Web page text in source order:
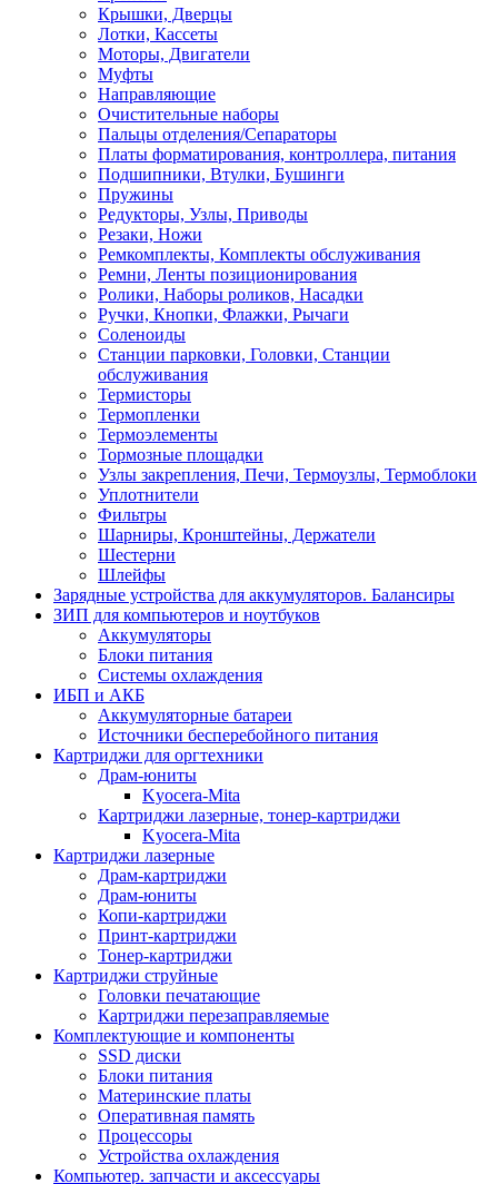
Крышки, Дверцы
Лотки, Кассеты
Моторы, Двигатели
Муфты
Направляющие
Очистительные наборы
Пальцы отделения/Сепараторы
Платы форматирования, контроллера, питания
Подшипники, Втулки, Бушинги
Пружины
Редукторы, Узлы, Приводы
Резаки, Ножи
Ремкомплекты, Комплекты обслуживания
Ремни, Ленты позиционирования
Ролики, Наборы роликов, Насадки
Ручки, Кнопки, Флажки, Рычаги
Соленоиды
Станции парковки, Головки, Станции
обслуживания
Термисторы
Термопленки
Термоэлементы
Тормозные площадки
Узлы закрепления, Печи, Термоузлы, Термоблоки
Уплотнители
Фильтры
Шарниры, Кронштейны, Держатели
Шестерни
Шлейфы
Зарядные устройства для аккумуляторов. Балансиры
ЗИП для компьютеров и ноутбуков
Аккумуляторы
Блоки питания
Системы охлаждения
ИБП и АКБ
Аккумуляторные батареи
Источники бесперебойного питания
Картриджи для оргтехники
Драм-юниты
Kyocera-Mita
Картриджи лазерные, тонер-картриджи
Kyocera-Mita
Картриджи лазерные
Драм-картриджи
Драм-юниты
Копи-картриджи
Принт-картриджи
Тонер-картриджи
Картриджи струйные
Головки печатающие
Картриджи перезаправляемые
Комплектующие и компоненты
SSD диски
Блоки питания
Материнские платы
Оперативная память
Процессоры
Устройства охлаждения
Компьютер. запчасти и аксессуары